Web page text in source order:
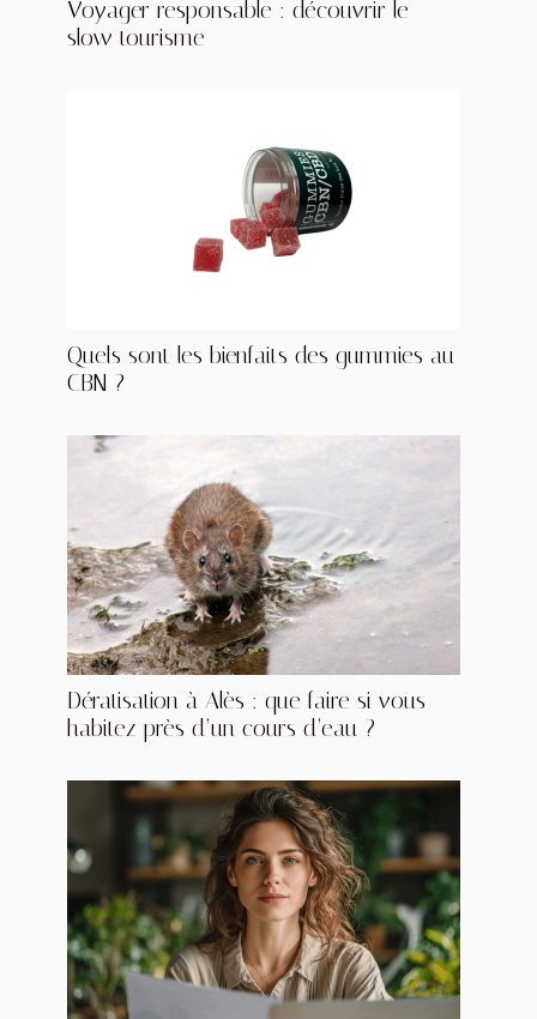
Voyager responsable : découvrir le
slow tourisme
Quels sont les bienfaits des gummies au
CBN ?
Dératisation à Alès : que faire si vous
habitez près d’un cours d’eau ?